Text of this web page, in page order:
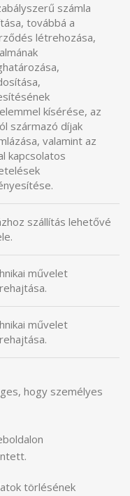
számla
továbbá a
létrehozása,
kísérése, az
származó díjak
valamint az
kapcsolatos
szállítás lehetővé
művelet
művelet
hogy személyes
törlésének